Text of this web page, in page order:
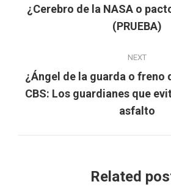
Previous
post:
¿Cerebro de la NASA o
(PRUEBA)
NEXT
Next
post:
¿Ángel de la guarda o freno
CBS: Los guardianes que
asfalto
Related